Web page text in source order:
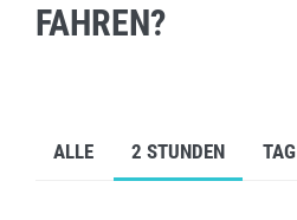
FAHREN?
ALLE 2 STUNDEN TAG